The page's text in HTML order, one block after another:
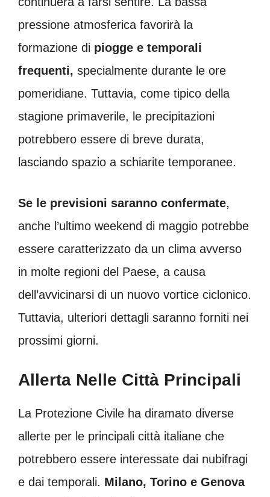
pressione atmosferica favorirà la
formazione di piogge e temporali
frequenti, specialmente durante le ore
pomeridiane. Tuttavia, come tipico della
stagione primaverile, le precipitazioni
potrebbero essere di breve durata,
lasciando spazio a schiarite temporanee.
Se le previsioni saranno confermate,
anche l’ultimo weekend di maggio potrebbe
essere caratterizzato da un clima avverso
in molte regioni del Paese, a causa
dell’avvicinarsi di un nuovo vortice ciclonico.
Tuttavia, ulteriori dettagli saranno forniti nei
prossimi giorni.
Allerta Nelle Città Principali
La Protezione Civile ha diramato diverse
allerte per le principali città italiane che
potrebbero essere interessate dai nubifragi
e dai temporali. Milano, Torino e Genova